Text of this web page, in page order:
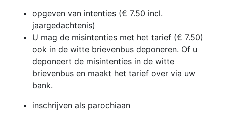
opgeven van intenties (€ 7.50 incl.
jaargedachtenis)
U mag de misintenties met het tarief (€ 7.50)
ook in de witte brievenbus deponeren. Of u
deponeert de misintenties in de witte
brievenbus en maakt het tarief over via uw
bank.
inschrijven als parochiaan